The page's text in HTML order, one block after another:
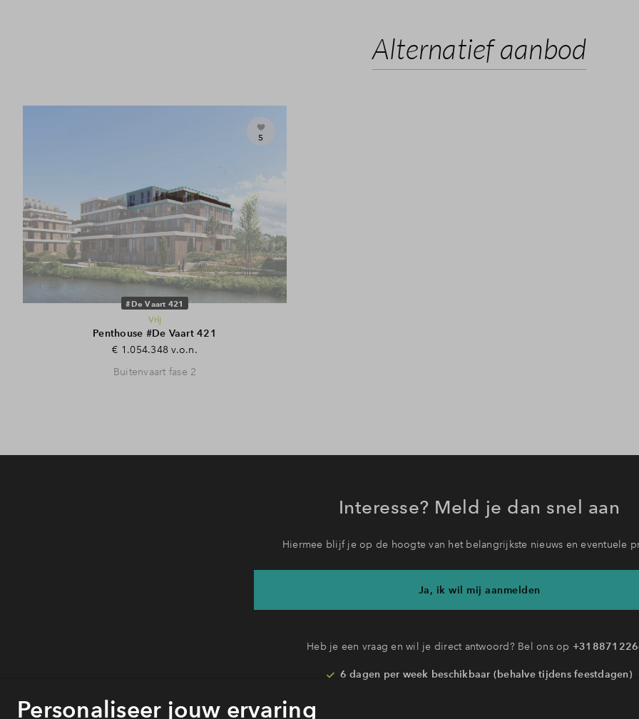
Alternatief aanbod
5
#De Vaart 421
Vrij
Penthouse #De Vaart 421
€ 1.054.348 v.o.n.
Buitenvaart fase 2
Interesse? Meld je dan snel aan
Hiermee blijf je op de hoogte van het belangrijkste nieuws en eventuele
Ja, ik wil mij aanmelden
Heb je een vraag en wil je direct antwoord? Bel ons op
6 dagen per week beschikbaar (behalve tijdens feestdagen)